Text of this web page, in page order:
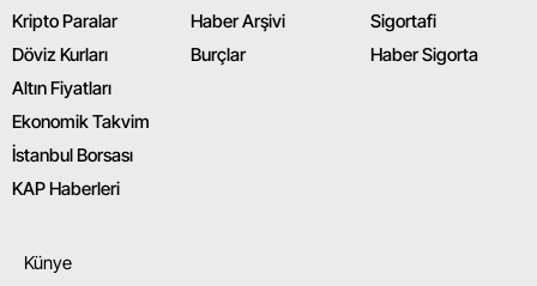
Kripto Paralar
Döviz Kurları
Altın Fiyatları
Ekonomik Takvim
İstanbul Borsası
KAP Haberleri
Haber Arşivi
Burçlar
Sigortafi
Haber Sigorta
Künye